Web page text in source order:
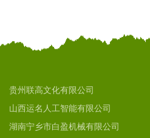
贵州联高文化有限公司
山西运名人工智能有限公司
湖南宁乡市白盈机械有限公司